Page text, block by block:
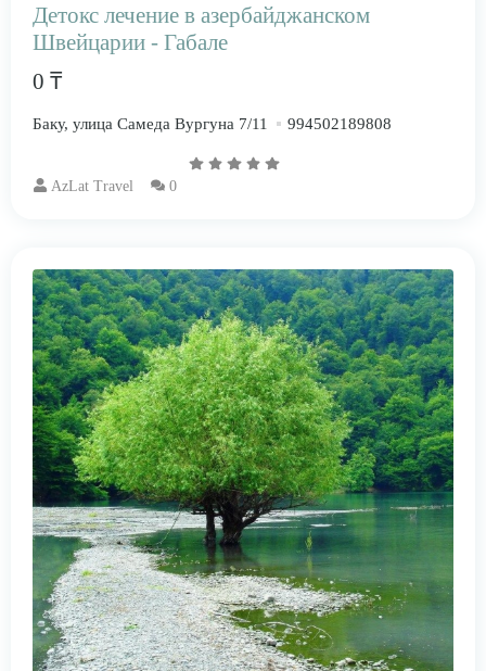
Детокс лечение в азербайджанском
Швейцарии - Габале
0 ₸
Баку, улица Самеда Вургуна 7/11 994502189808
AzLat Travel 0